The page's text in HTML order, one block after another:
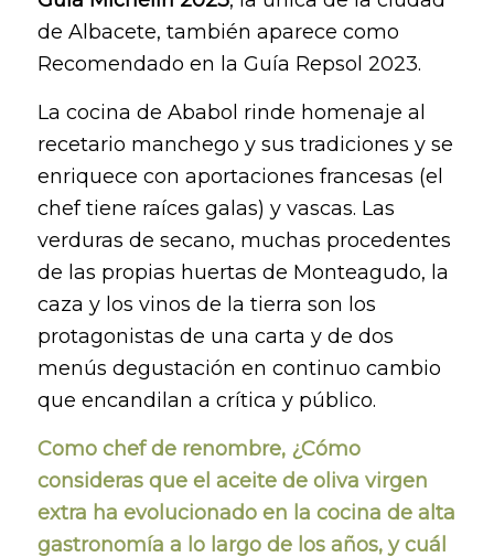
de Albacete, también aparece como
Recomendado en la Guía Repsol 2023.
La cocina de Ababol rinde homenaje al
recetario manchego y sus tradiciones y se
enriquece con aportaciones francesas (el
chef tiene raíces galas) y vascas. Las
verduras de secano, muchas procedentes
de las propias huertas de Monteagudo, la
caza y los vinos de la tierra son los
protagonistas de una carta y de dos
menús degustación en continuo cambio
que encandilan a crítica y público.
Como chef de renombre, ¿Cómo
consideras que el aceite de oliva virgen
extra ha evolucionado en la cocina de alta
gastronomía a lo largo de los años, y cuál